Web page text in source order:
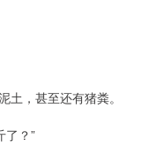
，甚至还有猪粪。
了？”